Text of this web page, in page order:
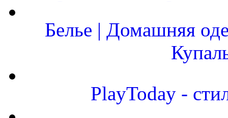
Белье | Домашняя
PlayToday -